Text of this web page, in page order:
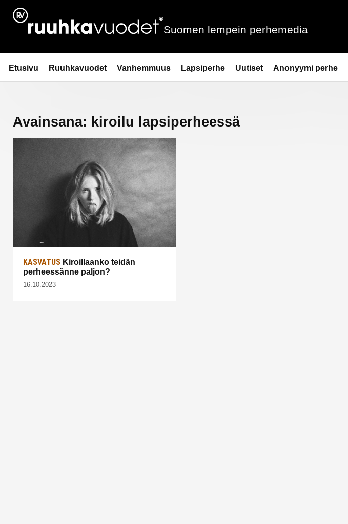
Siirry
sisältöön
Ruuhkavuodet.fi
Suomen lempein perhemedia
Etusivu Ruuhkavuodet Vanhemmuus Lapsiperhe Uutiset Anonyymi perhe
Avainsana: kiroilu lapsiperheessä
KASVATUS Kiroillaanko teidän
perheessänne paljon?
16.10.2023